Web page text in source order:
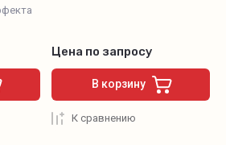
Цена по запросу
В корзину
К сравнению